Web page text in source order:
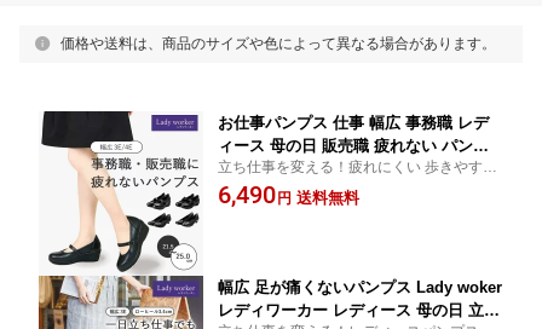
価格や送料は、商品のサイズや色によって異なる場合があります。
お仕事パンプス 仕事 幅広 事務職 レデ
ィース 母の日 販売職 疲れない パンプ
ス Lady worker レディワーカー ASICS
ローヒール アシックス 商事 スーツ リ
立ち仕事を変える！疲れにくい 歩きやすい
パンプス [アシックス] 就活 リクルート用 に
も！ 幅広設計
6,490円 送料無料
幅広 足が痛くないパンプス Lady woker
レディワーカー レディース 母の日 立ち